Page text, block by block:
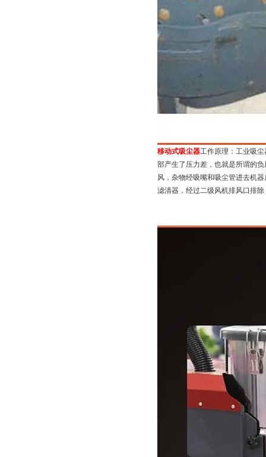
移动式吸尘器工作原理：工业吸
部产生了压力差，也就是所谓的
风，杂物经吸嘴和吸尘管进去机
滤清器，经过二级风机排风口排